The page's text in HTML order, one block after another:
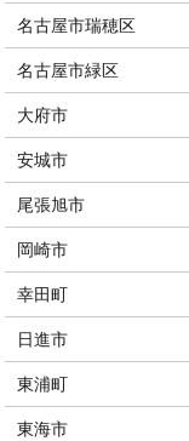
名古屋市瑞穂区
名古屋市緑区
大府市
安城市
尾張旭市
岡崎市
幸田町
日進市
東浦町
東海市